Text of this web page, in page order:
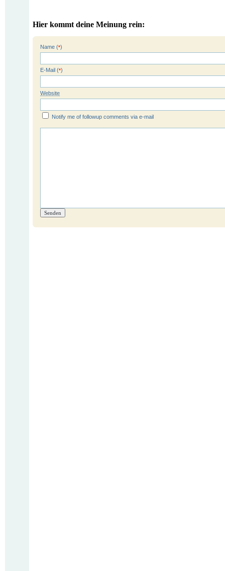
Hier kommt deine Meinung rein:
Name (*)
E-Mail (*)
Website
Notify me of followup comments via e-mail